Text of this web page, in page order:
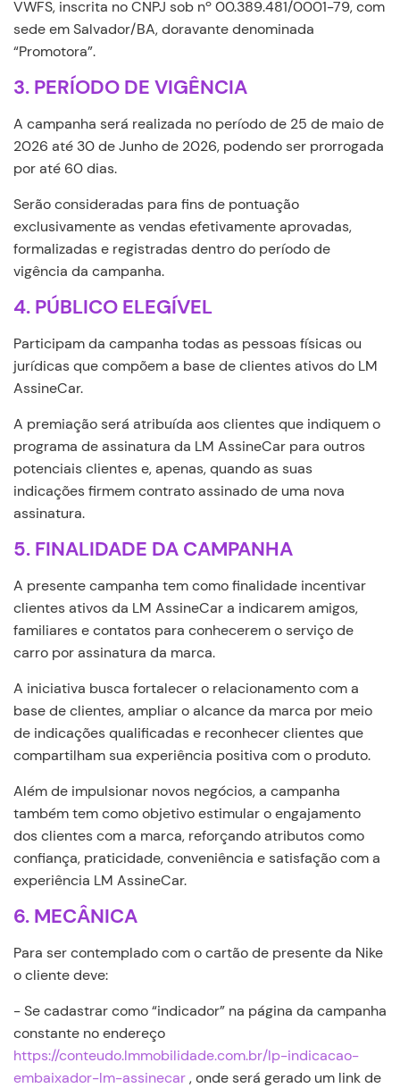
VWFS, inscrita no CNPJ sob nº 00.389.481/0001-79, com
sede em Salvador/BA, doravante denominada
“Promotora”.
3. PERÍODO DE VIGÊNCIA
A campanha será realizada no período de 25 de maio de
2026 até 30 de Junho de 2026, podendo ser prorrogada
por até 60 dias.
Serão consideradas para fins de pontuação
exclusivamente as vendas efetivamente aprovadas,
formalizadas e registradas dentro do período de
vigência da campanha.
4. PÚBLICO ELEGÍVEL
Participam da campanha todas as pessoas físicas ou
jurídicas que compõem a base de clientes ativos do LM
AssineCar.
A premiação será atribuída aos clientes que indiquem o
programa de assinatura da LM AssineCar para outros
potenciais clientes e, apenas, quando as suas
indicações firmem contrato assinado de uma nova
assinatura.
5. FINALIDADE DA CAMPANHA
A presente campanha tem como finalidade incentivar
clientes ativos da LM AssineCar a indicarem amigos,
familiares e contatos para conhecerem o serviço de
carro por assinatura da marca.
A iniciativa busca fortalecer o relacionamento com a
base de clientes, ampliar o alcance da marca por meio
de indicações qualificadas e reconhecer clientes que
compartilham sua experiência positiva com o produto.
Além de impulsionar novos negócios, a campanha
também tem como objetivo estimular o engajamento
dos clientes com a marca, reforçando atributos como
confiança, praticidade, conveniência e satisfação com a
experiência LM AssineCar.
6. MECÂNICA
Para ser contemplado com o cartão de presente da Nike
o cliente deve:
- Se cadastrar como “indicador” na página da campanha
constante no endereço
https://conteudo.lmmobilidade.com.br/lp-indicacao-
embaixador-lm-assinecar, onde será gerado um link de